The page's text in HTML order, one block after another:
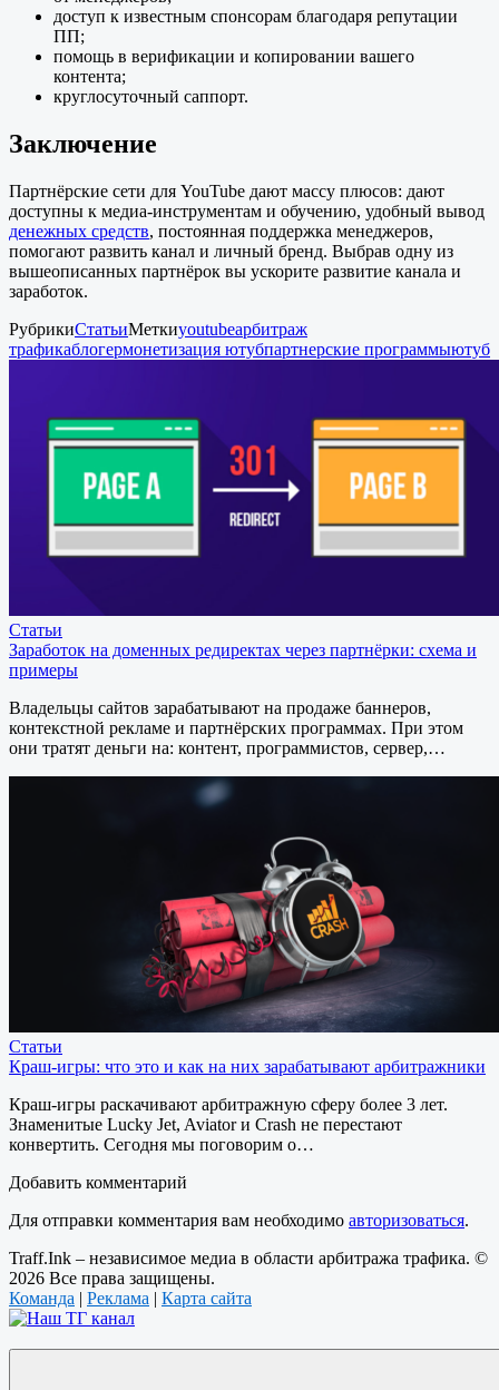
доступ к известным спонсорам благодаря репутации
ПП;
помощь в верификации и копировании вашего
контента;
круглосуточный саппорт.
Заключение
Партнёрские сети для YouTube дают массу плюсов: дают
доступны к медиа-инструментам и обучению, удобный вывод
денежных средств, постоянная поддержка менеджеров,
помогают развить канал и личный бренд. Выбрав одну из
вышеописанных партнёрок вы ускорите развитие канала и
заработок.
РубрикиСтатьиМеткиyoutubeарбитраж
трафикаблогермонетизация ютубпартнерские программыютуб
Статьи
Заработок на доменных редиректах через партнёрки: схема и
примеры
Владельцы сайтов зарабатывают на продаже баннеров,
контекстной рекламе и партнёрских программах. При этом
они тратят деньги на: контент, программистов, сервер,…
Статьи
Краш-игры: что это и как на них зарабатывают арбитражники
Краш-игры раскачивают арбитражную сферу более 3 лет.
Знаменитые Lucky Jet, Aviator и Crash не перестают
конвертить. Сегодня мы поговорим о…
Добавить комментарий
Для отправки комментария вам необходимо авторизоваться.
Traff.Ink – независимое медиа в области арбитража трафика. ©
2026 Все права защищены.
Команда | Реклама | Карта сайта